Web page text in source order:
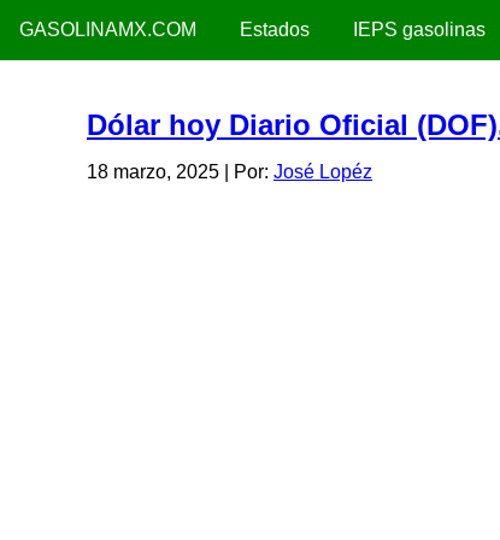
GASOLINAMX.COM Estados IEPS gasolinas
Dólar hoy Diario Oficial
18 marzo, 2025 | Por: José Lopéz